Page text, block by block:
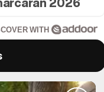
WITH